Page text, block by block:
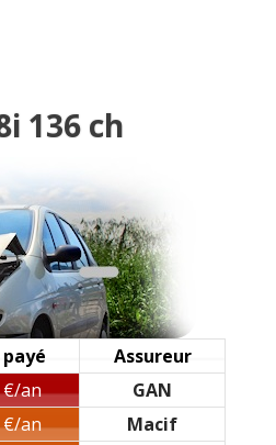
136 ch
Assureur
an
GAN
an
Macif